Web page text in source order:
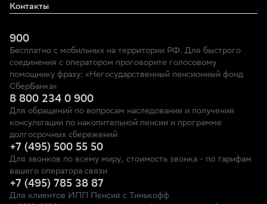
Контакты
900
Бесплатно с мобильных на территории РФ. Для быстрого
соединения с оператором проговорите голосовому
помощнику фразу: «Негосударственный пенсионный фонд
СберБанка»
8 800 234 0 900
Для обращений по вопросам наследования и получения
консультации по накопительной пенсии и программе
долгосрочных сбережений
+7 (495) 500 55 50
Для звонков по всему миру, стоимость звонка - по тарифам
вашего оператора связи
+7 (495) 785 38 87
Для клиентов ИПП Пенсия с Тинькофф